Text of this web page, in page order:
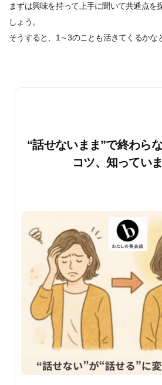
まずは興味を持って上手に聞いて共通点を
しょう。
そうすると、1～3のことも活きてくるかな
“話せないまま”で終わら
コツ、知ってい